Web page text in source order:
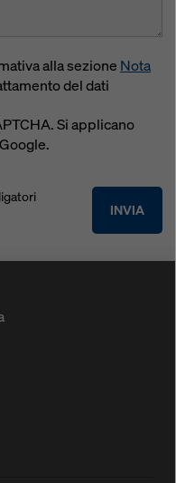
alla sezione Nota
del dati
Si applicano
INVIA